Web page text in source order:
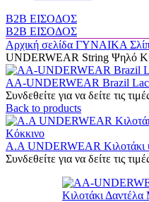
B2B ΕΙΣΟΔΟΣ
B2B ΕΙΣΟΔΟΣ
Αρχική σελίδα ΓΥΝΑΙΚΑ
UNDERWEAR String Ψηλό
AA-UNDERWEAR Brazil
Συνδεθείτε για να δείτε τις
Back to products
A.A UNDERWEAR Κιλοτάκι
Συνδεθείτε για να δείτε τις